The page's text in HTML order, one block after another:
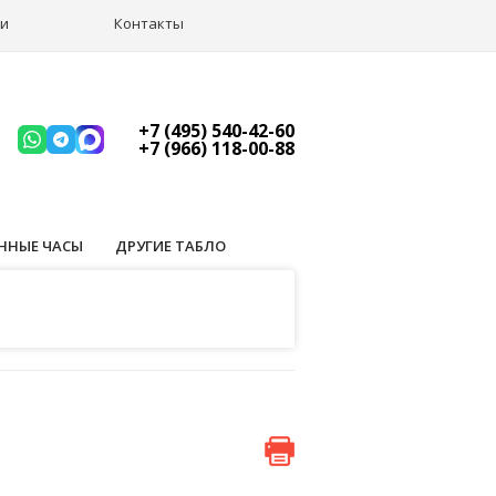
Контакты
+7 (495) 540-42-60
+7 (966) 118-00-88
ЧАСЫ ДРУГИЕ ТАБЛО